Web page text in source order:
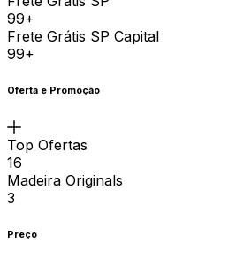
99+
Frete Grátis SP Capital
99+
Oferta e Promoção
Top Ofertas
16
Madeira Originals
3
Preço